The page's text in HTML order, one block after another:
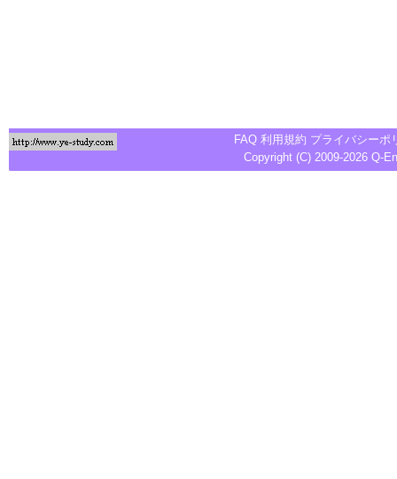
FAQ 利用規約 プライバシーポ
Copyright (C) 2009-2026 Q-